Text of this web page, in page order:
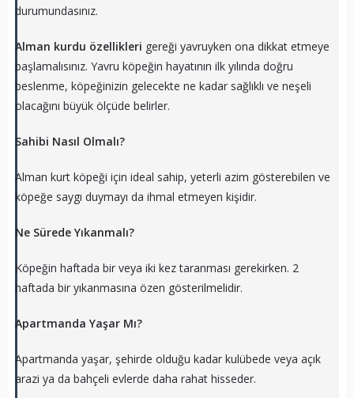
durumundasınız.
Alman kurdu özellikleri gereği yavruyken ona dikkat etmeye
başlamalısınız. Yavru köpeğin hayatının ilk yılında doğru
beslenme, köpeğinizin gelecekte ne kadar sağlıklı ve neşeli
olacağını büyük ölçüde belirler.
Sahibi Nasıl Olmalı?
Alman kurt köpeği için ideal sahip, yeterli azim gösterebilen ve
köpeğe saygı duymayı da ihmal etmeyen kişidir.
Ne Sürede Yıkanmalı?
Köpeğin haftada bir veya iki kez taranması gerekirken. 2
haftada bir yıkanmasına özen gösterilmelidir.
Apartmanda Yaşar Mı?
Apartmanda yaşar, şehirde olduğu kadar kulübede veya açık
arazi ya da bahçeli evlerde daha rahat hisseder.